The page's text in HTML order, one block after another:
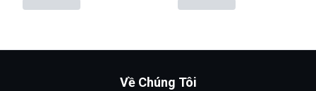
Về Chúng Tôi